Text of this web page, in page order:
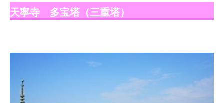
天寧寺 多宝塔（三重塔）